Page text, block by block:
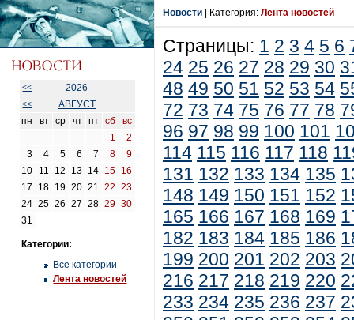
<< 2026
<<
АВГУСТ
пн
вт ср чт пт сб
вс
1
2
3
4 5 6 7 8
9
10
11 12 13 14 15 16
17
18 19 20 21 22
23
24 25 26 27 28 29 30
31
Категории:
Все категории
Лента новостей
Новости | Категория: Лента новостей
Страницы: 1 2 3 4 5 6
24 25 26 27 28 29 30
48 49 50 51 52 53 54
72 73 74 75 76 77 78
96 97 98 99 100 101
114 115 116 117 118
131 132 133 134 135
148 149 150 151 152
165 166 167 168 169
182 183 184 185 186
199 200 201 202 203
216 217 218 219 220
233 234 235 236 237